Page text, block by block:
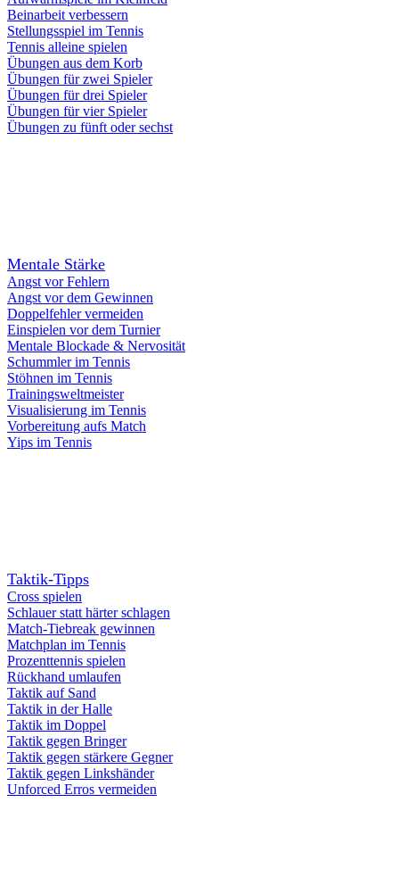
Beinarbeit verbessern
Stellungsspiel im Tennis
Tennis alleine spielen
Übungen aus dem Korb
Übungen für zwei Spieler
Übungen für drei Spieler
Übungen für vier Spieler
Übungen zu fünft oder sechst
Mentale Stärke
Angst vor Fehlern
Angst vor dem Gewinnen
Doppelfehler vermeiden
Einspielen vor dem Turnier
Mentale Blockade & Nervosität
Schummler im Tennis
Stöhnen im Tennis
Trainingsweltmeister
Visualisierung im Tennis
Vorbereitung aufs Match
Yips im Tennis
Taktik-Tipps
Cross spielen
Schlauer statt härter schlagen
Match-Tiebreak gewinnen
Matchplan im Tennis
Prozenttennis spielen
Rückhand umlaufen
Taktik auf Sand
Taktik in der Halle
Taktik im Doppel
Taktik gegen Bringer
Taktik gegen stärkere Gegner
Taktik gegen Linkshänder
Unforced Erros vermeiden